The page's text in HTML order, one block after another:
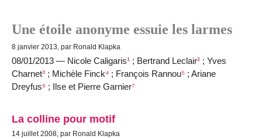
Une étoile anonyme essuie les larmes
8 janvier 2013, par Ronald Klapka
08/01/2013 — Nicole Caligaris¹ ; Bertrand Leclair² ; Yves
Charnet³ ; Michèle Finck⁴ ; François Rannou⁵ ; Ariane
Dreyfus⁶ ; Ilse et Pierre Garnier⁷
La colline pour motif
14 juillet 2008, par Ronald Klapka